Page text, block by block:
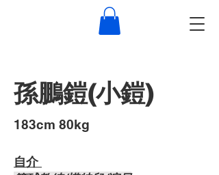
孫鵬鎧(小鎧)
​183cm 80kg
自介 ​